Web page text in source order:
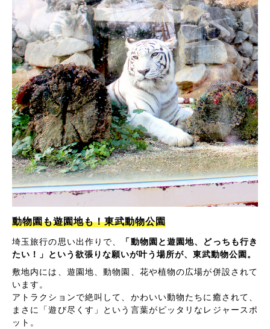
動物園も遊園地も！東武動物公園
埼玉旅行の思い出作りで、
「動物園と遊園地、どっちも行き
たい！」という欲張りな願いが叶う場所が、東武動物公園。
敷地内には、遊園地、動物園、花や植物の広場が併設されて
います。
アトラクションで絶叫して、かわいい動物たちに癒されて、
まさに「遊び尽くす」という言葉がピッタリなレジャースポ
ット。